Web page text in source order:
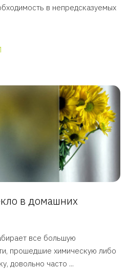
в непредсказуемых
1
в домашних
все большую
прошедшие химическую либо
довольно часто ...